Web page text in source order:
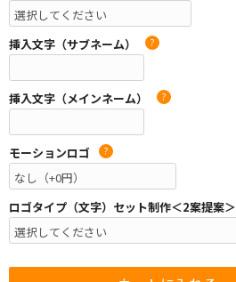
挿入文字（サブネーム） ?
挿入文字（メインネーム） ?
モーションロゴ ?
ロゴタイプ（文字）セット制作＜2案提案＞